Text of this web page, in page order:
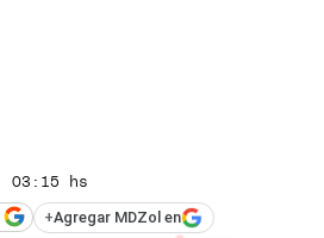
03:15 hs
+Agregar MDZol en